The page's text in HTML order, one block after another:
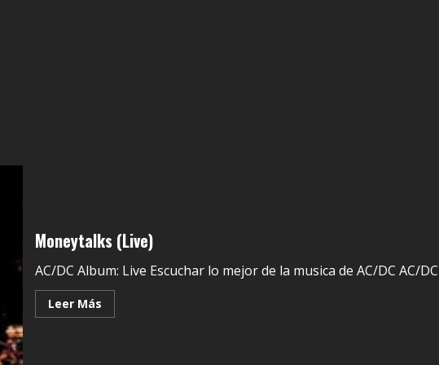
Moneytalks (Live)
AC/DC Album: Live Escuchar lo mejor de la musica de AC/DC AC/
Leer Más